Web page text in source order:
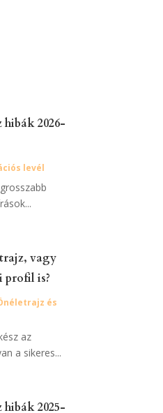
2026-
levél
vagy
profil is?
és
az
a sikeres...
2025-